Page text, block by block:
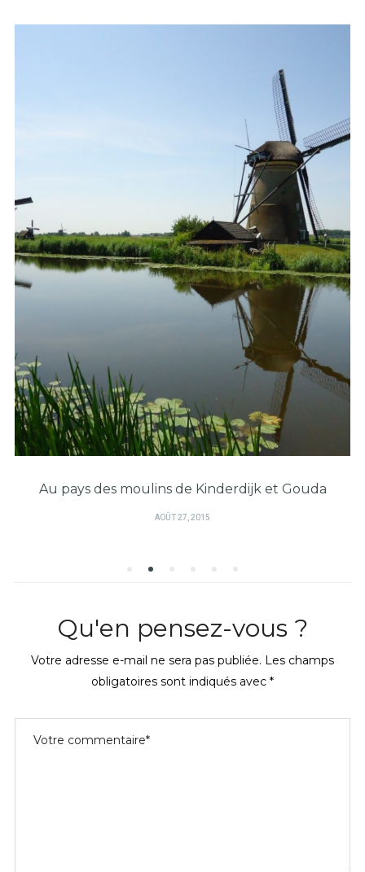
Au pays des moulins de Kinderdijk et Gouda
PUBLIÉ
AOÛT 27, 2015
Qu'en pensez-vous ?
Votre adresse e-mail ne sera pas publiée. Les champs
obligatoires sont indiqués avec *